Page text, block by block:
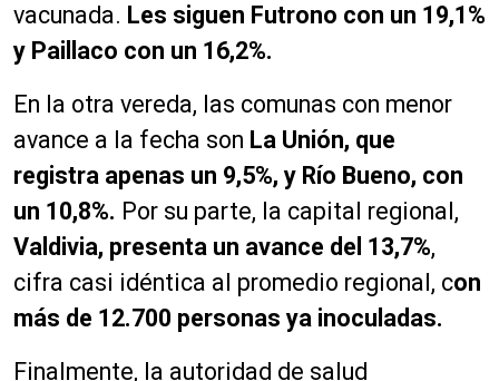
vacunada. Les siguen Futrono con un 19,1%
y Paillaco con un 16,2%.
En la otra vereda, las comunas con menor
avance a la fecha son La Unión, que
registra apenas un 9,5%, y Río Bueno, con
un 10,8%. Por su parte, la capital regional,
Valdivia, presenta un avance del 13,7%,
cifra casi idéntica al promedio regional, con
más de 12.700 personas ya inoculadas.
Finalmente, la autoridad de salud